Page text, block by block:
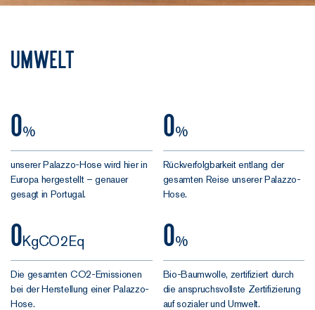
Beins ist noch
davon haltet.
Umwelt
0%
unserer Palazzo-Hose wird hier in
Europa hergestellt – genauer
gesagt in Portugal.
0%
Rückverfolgbarkeit entlang der
gesamten Reise unserer Palazzo-
Hose.
0KgCO2Eq
Die gesamten CO2-Emissionen
bei der Herstellung einer Palazzo-
Hose.
0%
Bio-Baumwolle, zertifiziert durch
die anspruchsvollste Zertifizierung
auf sozialer und Umwelt.